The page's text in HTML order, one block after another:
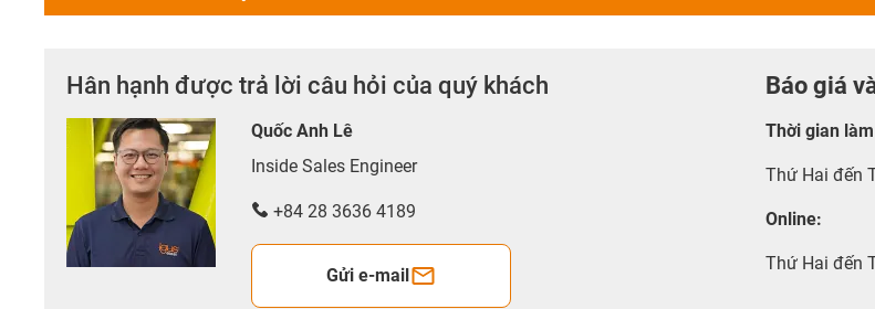
Hân hạnh được trả lời câu hỏi của quý khách
Quốc Anh Lê
Inside Sales Engineer
+84 28 3636 4189
Gửi e-mail
Báo giá
Thời gian
Thứ Hai đến
Online:
Thứ Hai đến